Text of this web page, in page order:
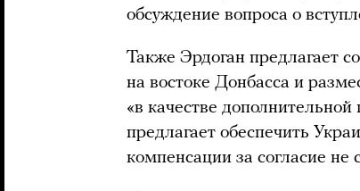
обсуждение вопроса о
Также Эрдоган предлагает
на востоке Донбасса и
«в качестве
предлагает обеспечить
компенсации за согласие не